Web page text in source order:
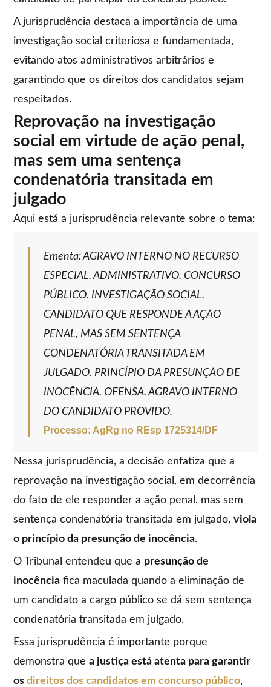
A jurisprudência destaca a importância de uma
investigação social criteriosa e fundamentada,
evitando atos administrativos arbitrários e
garantindo que os direitos dos candidatos sejam
respeitados.
Reprovação na investigação
social em virtude de ação penal,
mas sem uma sentença
condenatória transitada em
julgado
Aqui está a jurisprudência relevante sobre o tema:
Ementa: AGRAVO INTERNO NO RECURSO
ESPECIAL. ADMINISTRATIVO. CONCURSO
PÚBLICO. INVESTIGAÇÃO SOCIAL.
CANDIDATO QUE RESPONDE A AÇÃO
PENAL, MAS SEM SENTENÇA
CONDENATÓRIA TRANSITADA EM
JULGADO. PRINCÍPIO DA PRESUNÇÃO DE
INOCÊNCIA. OFENSA. AGRAVO INTERNO
DO CANDIDATO PROVIDO.
Processo: AgRg no REsp 1725314/DF
Nessa jurisprudência, a decisão enfatiza que a
reprovação na investigação social, em decorrência
do fato de ele responder a ação penal, mas sem
sentença condenatória transitada em julgado,viola
o princípio da presunção de inocência.
O Tribunal entendeu que a presunção de
inocência fica maculada quando a eliminação de
um candidato a cargo público se dá sem sentença
condenatória transitada em julgado.
Essa jurisprudência é importante porque
demonstra quea justiça está atenta para garantir
osdireitos dos candidatos em concurso público,